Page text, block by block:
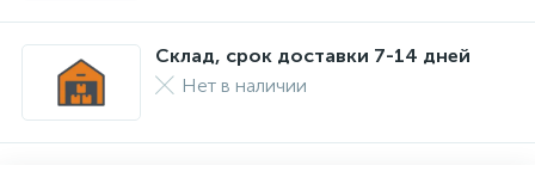
Склад, срок доставки 7-14 дней
Нет в наличии